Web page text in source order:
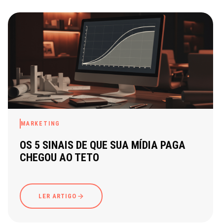
MARKETING
OS 5 SINAIS DE QUE SUA MÍDIA PAGA
CHEGOU AO TETO
LER ARTIGO